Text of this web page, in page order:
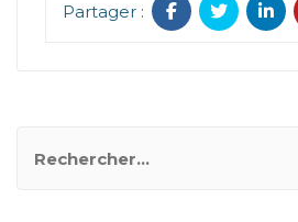
Partager :